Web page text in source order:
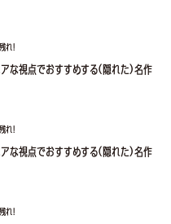
れ！
アな視点でおすすめする(隠れた)名作
れ！
アな視点でおすすめする(隠れた)名作
れ！